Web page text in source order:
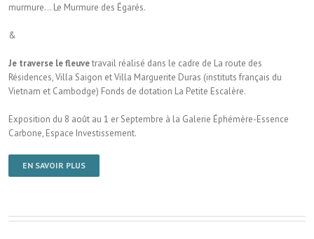
murmure… Le Murmure des Égarés.
&
Je traverse le fleuvetravail réalisé dans le cadre de La route des
Résidences, Villa Saigon et Villa Marguerite Duras (instituts français du
Vietnam et Cambodge) Fonds de dotation La Petite Escalère.
Exposition du 8 août au 1 er Septembre à la Galerie Éphémère-Essence
Carbone, Espace Investissement.
EN SAVOIR PLUS